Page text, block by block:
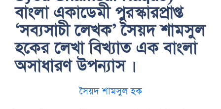
বাংলা একাডেমী পুরস্কারপ্রাপ্ত
‘সব্যসাচী লেখক’ সৈয়দ শামসুল
হকের লেখা বিখ্যাত এক বাংলা
অসাধারণ উপন্যাস ।
সৈয়দ শামসুল হক